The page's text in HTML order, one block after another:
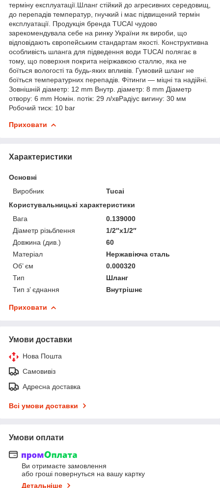
терміну експлуатації.Шланг стійкий до агресивних середовищ,
до перепадів температур, гнучкий і має підвищений термін
експлуатації. Продукція бренда TUCAI чудово
зарекомендувала себе на ринку України як вироби, що
відповідають європейським стандартам якості. Конструктивна
особливість шланга для підведення води TUCAI полягає в
тому, що поверхня покрита неіржавкою сталлю, яка не
боїться вологості та будь-яких впливів. Гумовий шланг не
боїться температурних перепадів. Фітинги — міцні та надійні.
Зовнішній діаметр: 12 mm Внутр. діаметр: 8 mm Діаметр
отвору: 6 mm Номін. потік: 29 л/хвРадіус вигину: 30 мм
Робочий тиск: 10 bar
Приховати
Характеристики
Основні
Виробник
Tucai
Користувальницькі характеристики
Вага
0.139000
Діаметр різьблення
1/2″х1/2″
Довжина (див.)
60
Матеріал
Нержавіюча сталь
Об’ єм
0.000320
Тип
Шланг
Тип з’ єднання
Внутрішнє
Приховати
Умови доставки
Нова Пошта
Самовивіз
Адресна доставка
Всі умови доставки
Умови оплати
Ви отримаєте замовлення
або гроші повернуться на вашу картку
Детальніше